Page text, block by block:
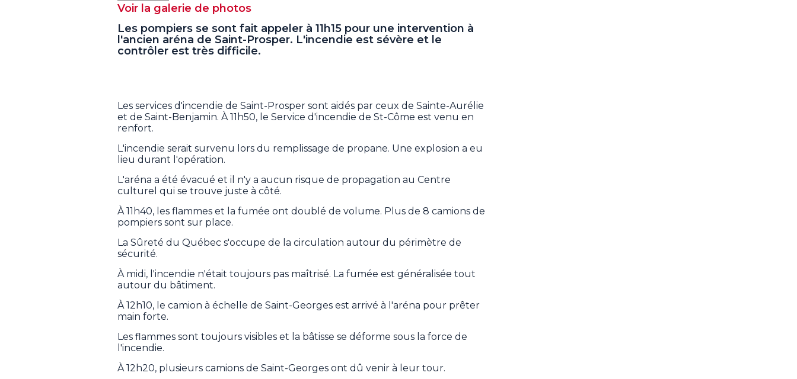
Voir la galerie de photos
Les pompiers se sont fait appeler à 11h15 pour une intervention à
l'ancien aréna de Saint-Prosper. L'incendie est sévère et le
contrôler est très difficile.
Les services d'incendie de Saint-Prosper sont aidés par ceux de Sainte-Aurélie
et de Saint-Benjamin. À 11h50, le Service d'incendie de St-Côme est venu en
renfort.
L'incendie serait survenu lors du remplissage de propane. Une explosion a eu
lieu durant l'opération.
L'aréna a été évacué et il n'y a aucun risque de propagation au Centre
culturel qui se trouve juste à côté.
À 11h40, les flammes et la fumée ont doublé de volume. Plus de 8 camions de
pompiers sont sur place.
La Sûreté du Québec s'occupe de la circulation autour du périmètre de
sécurité.
À midi, l'incendie n'était toujours pas maîtrisé. La fumée est généralisée tout
autour du bâtiment.
À 12h10, le camion à échelle de Saint-Georges est arrivé à l'aréna pour prêter
main forte.
Les flammes sont toujours visibles et la bâtisse se déforme sous la force de
l'incendie.
À 12h20, plusieurs camions de Saint-Georges ont dû venir à leur tour.